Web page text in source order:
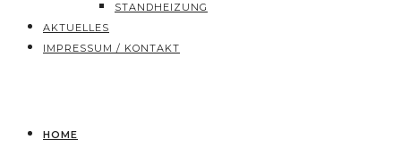
STANDHEIZUNG
AKTUELLES
IMPRESSUM / KONTAKT
HOME